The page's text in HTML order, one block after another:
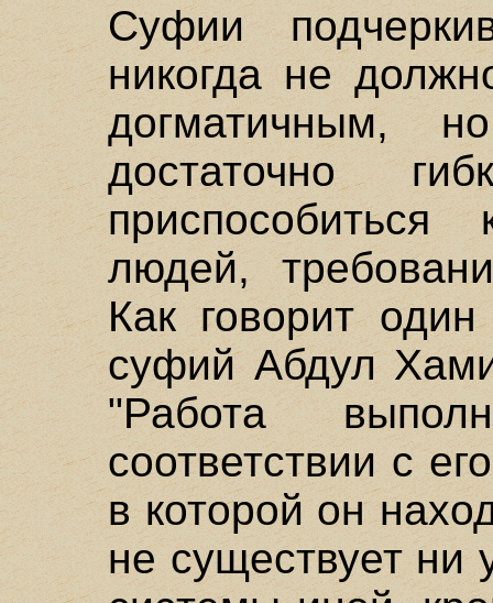
Суфии
никогда не
догматичным,
достаточно
людей,
Как говорит
суфий Абдул
"Работа
соответствии с
в которой он
не существует ни